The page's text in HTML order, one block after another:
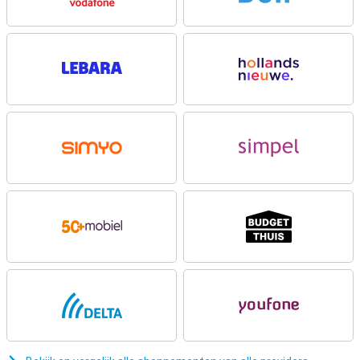
kwaliteitsverlies. Dankzij AI Ultra Zoom zoom je zelfs tot 120x in.
Voor landschappen en groepsfoto’s gebruik je de 12 megapixel
ultragroothoekcamera. Aan de voorkant zit een 32 megapixel
Het grote 6.83 inch pOLED-display van de Xiaomi 17T Pro zorgt voor
pixels zien video’s, foto’s en apps er scherp uit. De
verversingssnelheid van maximaal 144Hz maakt bewegingen extra
van video’s. Daarnaast ondersteunt het scherm Dolby Vision en
HDR10+, waardoor kleuren levendig ogen en contrasten beter
zichtbaar zijn. Met een hoge helderheid blijft het scherm bovendien
goed leesbaar wanneer je buiten in de zon staat.
Comfortabel kijken
Xiaomi heeft de Xiaomi 17T Pro uitgerust met verschillende
functies die prettiger zijn voor je ogen tijdens langdurig gebruik. Het
scherm vermindert Paars licht en helpt hinderlijk flikkeren te
beperken. Daardoor kijk je comfortabeler naar video’s, social media